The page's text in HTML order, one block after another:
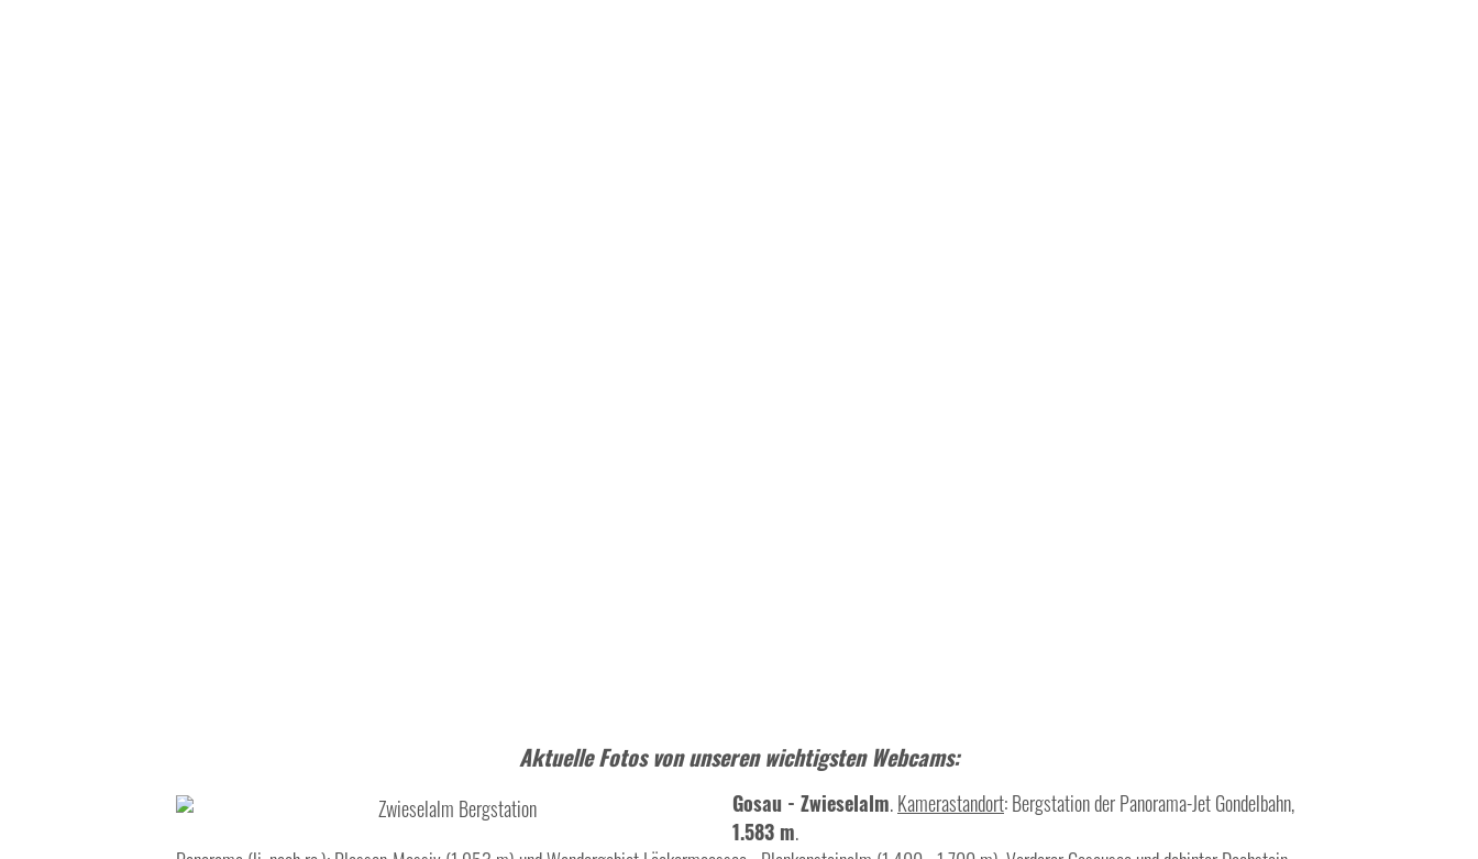
Aktuelle Fotos von unseren wichtigsten Webcams:
Gosau - Zwieselalm.Kamerastandort: Bergstation der Panorama-Jet Gondelbahn,
1.583 m.